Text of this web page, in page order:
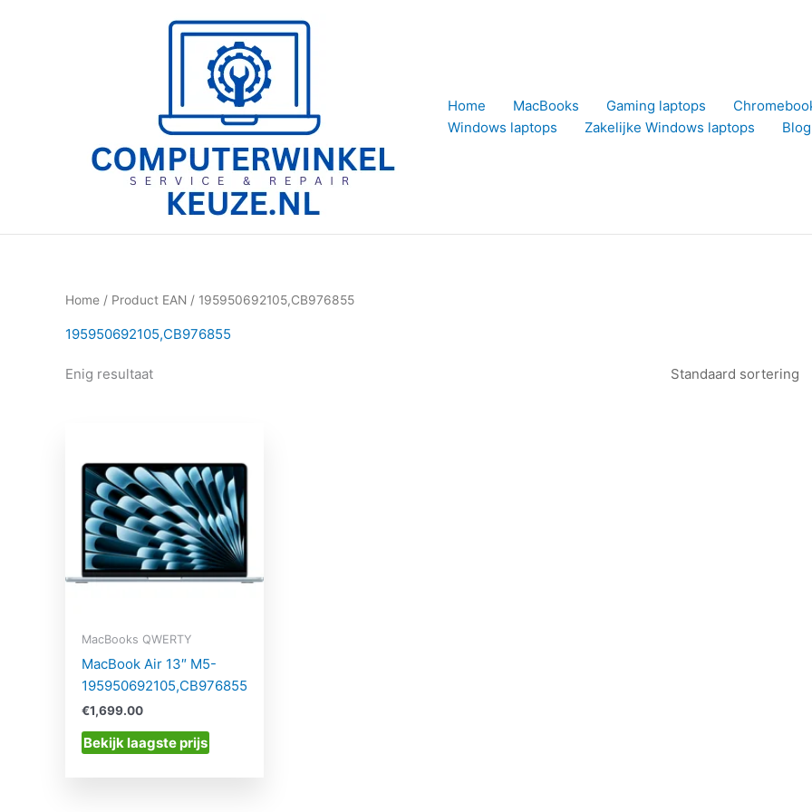
Home
MacBooks Gaming laptops
Windows laptops
Zakelijke Windows laptops Blog
Home / Product EAN / 195950692105,CB976855
195950692105,CB976855
Enig resultaat
MacBooks QWERTY
MacBook Air 13″ M5-
195950692105,CB976855
€1,699.00
Bekijk laagste prijs